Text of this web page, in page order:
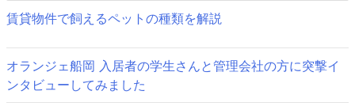
ー
ョ
ン
賃貸物件で飼えるペットの種類を解説
オランジェ船岡 入居者の学生さんと管理会社の方に突撃イ
ンタビューしてみました